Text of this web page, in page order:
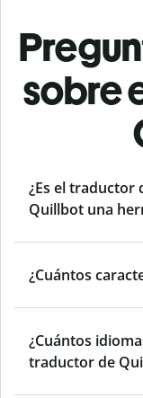
sobre
¿Es el traductor
Quillbot una
¿Cuántos
¿Cuántos
traductor de